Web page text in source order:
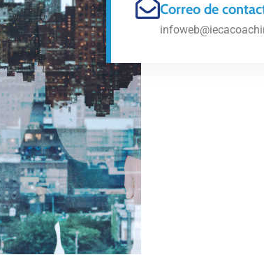
Correo de